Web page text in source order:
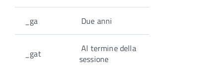
_ga Due anni
_gat
Al termine della
sessione